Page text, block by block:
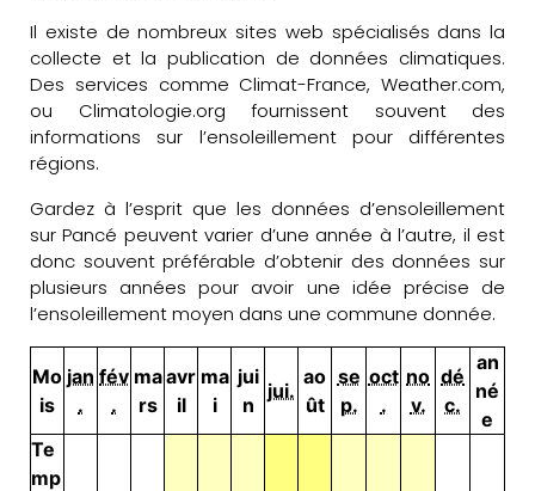
Il existe de nombreux sites web spécialisés dans la
collecte et la publication de données climatiques.
Des services comme Climat-France, Weather.com,
ou Climatologie.org fournissent souvent des
informations sur l’ensoleillement pour différentes
régions.
Gardez à l’esprit que les données d’ensoleillement
sur Pancé peuvent varier d’une année à l’autre, il est
donc souvent préférable d’obtenir des données sur
plusieurs années pour avoir une idée précise de
l’ensoleillement moyen dans une commune donnée.
Mo
is
jan
.
fév
.
ma
rs
avr
il
ma
i
jui
n
jui.
ao
ût
se
p.
oct
.
no
v.
dé
c.
an
né
e
Te
mp